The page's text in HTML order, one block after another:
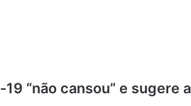
“não cansou” e sugere